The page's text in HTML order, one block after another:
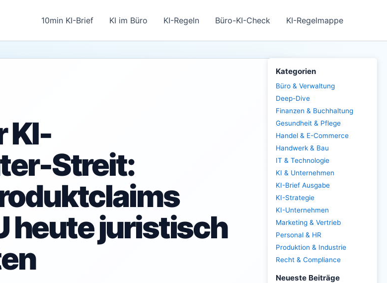
10min KI-Brief KI im Büro KI-Regeln Büro-KI-Check KI-Regelmappe
KI-
Streit:
heute juristisch
Kategorien
Büro & Verwaltung
Deep-Dive
Finanzen & Buchhaltung
Gesundheit & Pflege
Handel & E-Commerce
Handwerk & Bau
IT & Technologie
KI & Unternehmen
KI-Brief Ausgabe
KI-Strategie
KI-Unternehmen
Marketing & Vertrieb
Personal & HR
Produktion & Industrie
Recht & Compliance
Neueste Beiträge